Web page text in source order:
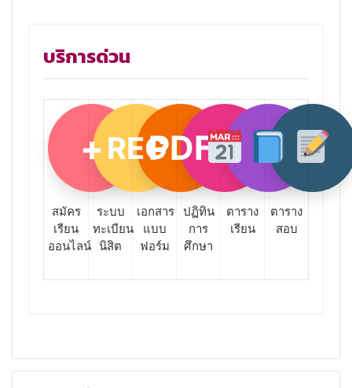
บริการด่วน
+
สมัคร
เรียน
ออนไลน์
REG
ระบบ
ทะเบียน
นิสิต
PDF
เอกสาร
แบบ
ฟอร์ม
ปฏิทิน
การ
ศึกษา
ตาราง
เรียน
ตาราง
สอบ